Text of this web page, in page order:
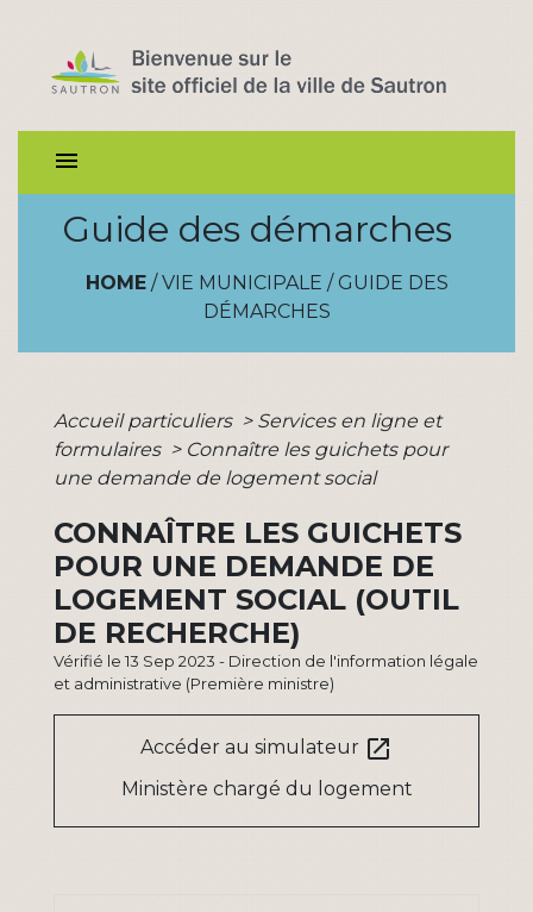
menu
Guide des démarches
HOME/ VIE MUNICIPALE / GUIDE DES
DÉMARCHES
Accueil particuliers > Services en ligne et
formulaires > Connaître les guichets pour
une demande de logement social
CONNAÎTRE LES GUICHETS
POUR UNE DEMANDE DE
LOGEMENT SOCIAL (OUTIL
DE RECHERCHE)
Vérifié le 13 Sep 2023 - Direction de l'information légale
et administrative (Première ministre)
Accéder au simulateur open_in_new
Ministère chargé du logement